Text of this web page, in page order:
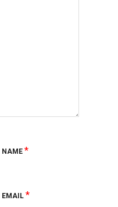
NAME *
EMAIL *